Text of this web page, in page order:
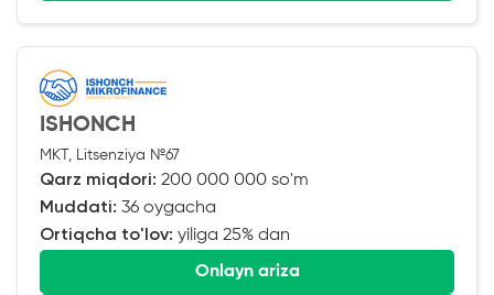
ISHONCH
MKT, Litsenziya №67
Qarz miqdori: 200 000 000 so'm
Muddati: 36 oygacha
Ortiqcha to'lov: yiliga 25% dan
Onlayn ariza